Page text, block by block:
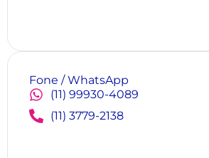
Fone / WhatsApp
(11) 99930-4089
(11) 3779-2138